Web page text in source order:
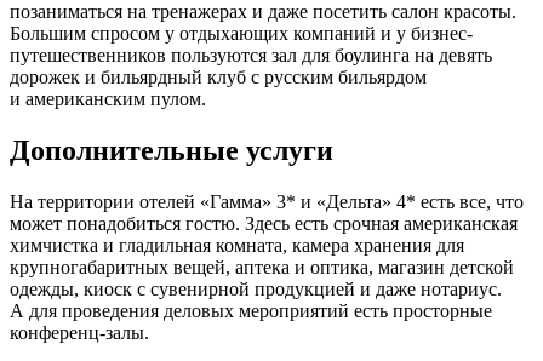
позаниматься на тренажерах и даже посетить салон красоты.
Большим спросом у отдыхающих компаний и у бизнес-
путешественников пользуются зал для боулинга на девять
дорожек и бильярдный клуб с русским бильярдом
и американским пулом.
Дополнительные услуги
На территории отелей «Гамма» 3* и «Дельта» 4* есть все, что
может понадобиться гостю. Здесь есть срочная американская
химчистка и гладильная комната, камера хранения для
крупногабаритных вещей, аптека и оптика, магазин детской
одежды, киоск с сувенирной продукцией и даже нотариус.
А для проведения деловых мероприятий есть просторные
конференц-залы.